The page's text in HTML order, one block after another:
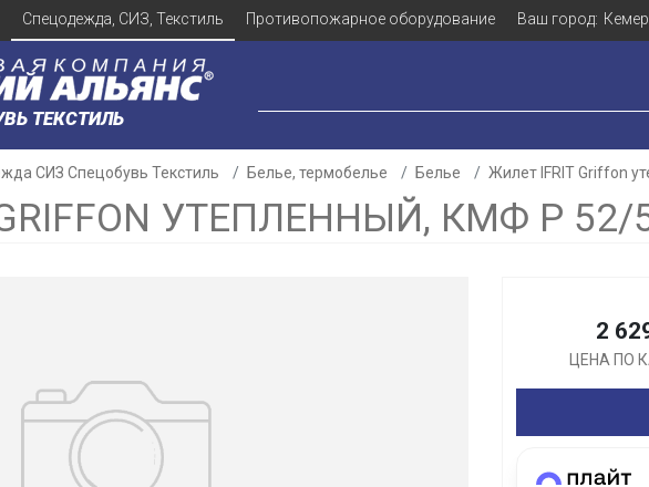
Спецодежда, СИЗ, Текстиль Противопожарное оборудование Ваш город:
ТЕКСТИЛЬ
СИЗ Спецобувь Текстиль Белье, термобелье Белье Жилет IFRIT Griffon
УТЕПЛЕННЫЙ, КМФ Р 52/
2
ЦЕНА ПО
на части
График платежей